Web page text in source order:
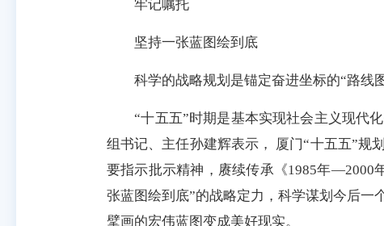
牢记嘱托
坚持一张蓝图绘到底
科学的战略规划是锚定奋进坐标的“路线图
“十五五”时期是基本实现社会主义现代化
组书记、主任孙建辉表示， 厦门“十五五”规
要指示批示精神，赓续传承《1985年—2000
张蓝图绘到底”的战略定力，科学谋划今后一
擘画的宏伟蓝图变成美好现实。